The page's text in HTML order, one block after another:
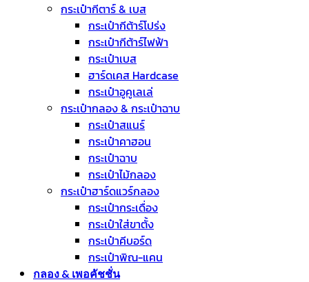
กระเป๋ากีตาร์ & เบส
กระเป๋ากีต้าร์โปร่ง
กระเป๋ากีต้าร์ไฟฟ้า
กระเป๋าเบส
ฮาร์ดเคส Hardcase
กระเป๋าอูคูเลเล่
กระเป๋ากลอง & กระเป๋าฉาบ
กระเป๋าสแนร์
กระเป๋าคาฮอน
กระเป๋าฉาบ
กระเป๋าไม้กลอง
กระเป๋าฮาร์ดแวร์กลอง
กระเป๋ากระเดื่อง
กระเป๋าใส่ขาตั้ง
กระเป๋าคีบอร์ด
กระเป๋าพิณ-แคน
กลอง & เพอคัชชั่น